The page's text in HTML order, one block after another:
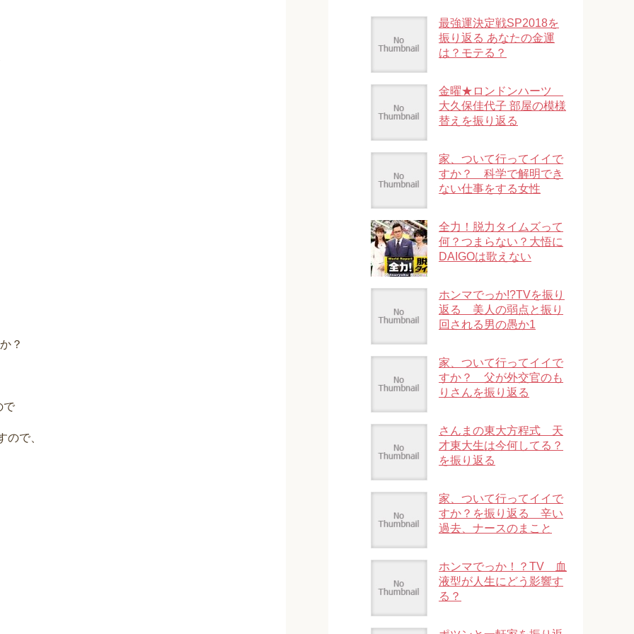
？
で
ので、
最強運決定戦SP2018を
振り返る あなたの金運
は？モテる？
金曜★ロンドンハーツ
大久保佳代子 部屋の模様
替えを振り返る
家、ついて行ってイイで
すか？ 科学で解明でき
ない仕事をする女性
全力！脱力タイムズって
何？つまらない？大悟に
DAIGOは歌えない
ホンマでっか!?TVを振り
返る 美人の弱点と振り
回される男の愚か1
家、ついて行ってイイで
すか？ 父が外交官のも
りさんを振り返る
さんまの東大方程式 天
才東大生は今何してる？
を振り返る
家、ついて行ってイイで
すか？を振り返る 辛い
過去、ナースのまこと
ホンマでっか！？TV 血
液型が人生にどう影響す
る？